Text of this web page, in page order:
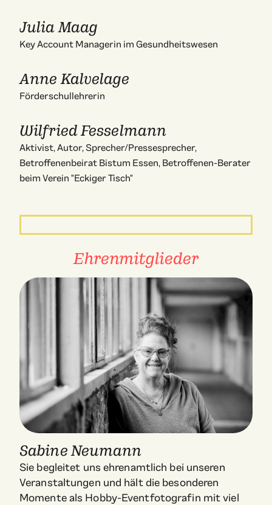
Julia Maag
Key Account Managerin im Gesundheitswesen
Anne Kalvelage
Förderschullehrerin
Wilfried Fesselmann
Aktivist, Autor, Sprecher/Pressesprecher,
Betroffenenbeirat Bistum Essen, Betroffenen-Berater
beim Verein "Eckiger Tisch"
Ehrenmitglieder
Sabine Neumann
Sie begleitet uns ehrenamtlich bei unseren
Veranstaltungen und hält die besonderen
Momente als Hobby-Eventfotografin mit viel